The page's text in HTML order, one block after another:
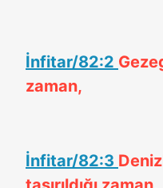
İnfitar/82:2
zaman,
İnfitar/82:3